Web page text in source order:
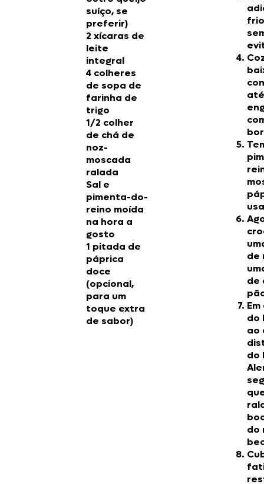
suíço, se
preferir)
2 xícaras de
leite
integral
4 colheres
de sopa de
farinha de
trigo
1/2 colher
de chá de
noz-
moscada
ralada
Sal e
pimenta-do-
reino moída
na hora a
gosto
1 pitada de
páprica
doce
(opcional,
para um
toque extra
de sabor)
de
de
do
ao
do
do